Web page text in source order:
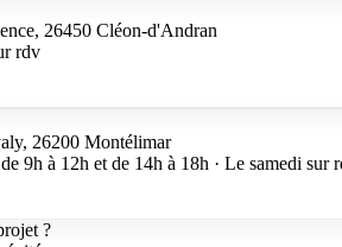
26450 Cléon-d'Andran
rdv
26200 Montélimar
9h à 12h et de 14h à 18h · Le samedi sur
?